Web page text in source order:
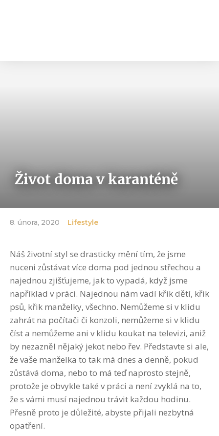
Život doma v karanténě
8. února, 2020 Lifestyle
Náš životní styl se drasticky mění tím, že jsme
nuceni zůstávat více doma pod jednou střechou a
najednou zjišťujeme, jak to vypadá, když jsme
například v práci. Najednou nám vadí křik dětí, křik
psů, křik manželky, všechno. Nemůžeme si v klidu
zahrát na počítači či konzoli, nemůžeme si v klidu
číst a nemůžeme ani v klidu koukat na televizi, aniž
by nezazněl nějaký jekot nebo řev. Představte si ale,
že vaše manželka to tak má dnes a denně, pokud
zůstává doma, nebo to má teď naprosto stejně,
protože je obvykle také v práci a není zvyklá na to,
že s vámi musí najednou trávit každou hodinu.
Přesně proto je důležité, abyste přijali nezbytná
opatření.